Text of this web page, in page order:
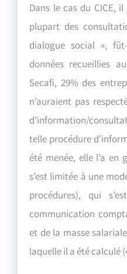
Dans le cas du CICE,
plupart des
dialogue social »,
données recueillies
Secafi, 29% des
n’auraient pas
d’information/
telle procédure
été menée, elle l’a
s’est limitée à une
procédures), qui
communication
et de la masse
laquelle il a été calculé